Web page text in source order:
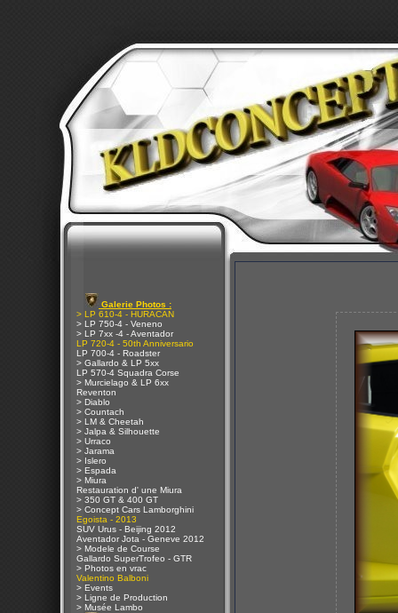
Galerie Photos :
> LP 610-4 - HURACAN
> LP 750-4 - Veneno
> LP 7xx -4 - Aventador
LP 720-4 - 50th Anniversario
LP 700-4 - Roadster
> Gallardo & LP 5xx
LP 570-4 Squadra Corse
> Murcielago & LP 6xx
Reventon
> Diablo
> Countach
> LM & Cheetah
> Jalpa & Silhouette
> Urraco
> Jarama
> Islero
> Espada
> Miura
Restauration d' une Miura
> 350 GT & 400 GT
> Concept Cars Lamborghini
Egoista - 2013
SUV Urus - Beijing 2012
Aventador Jota - Geneve 2012
> Modele de Course
Gallardo SuperTrofeo - GTR
> Photos en vrac
Valentino Balboni
> Events
> Ligne de Production
> Musée Lambo